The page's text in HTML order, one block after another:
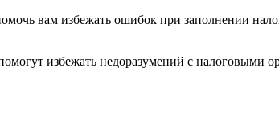
вам избежать ошибок при заполнении
избежать недоразумений с налоговыми